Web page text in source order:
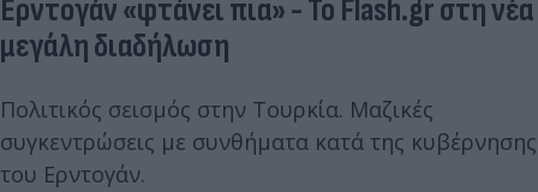
Ερντογάν «φτάνει πια» - Το Flash.gr στη νέα
μεγάλη διαδήλωση
Πολιτικός σεισμός στην Τουρκία. Μαζικές
συγκεντρώσεις με συνθήματα κατά της κυβέρνησης
του Ερντογάν.